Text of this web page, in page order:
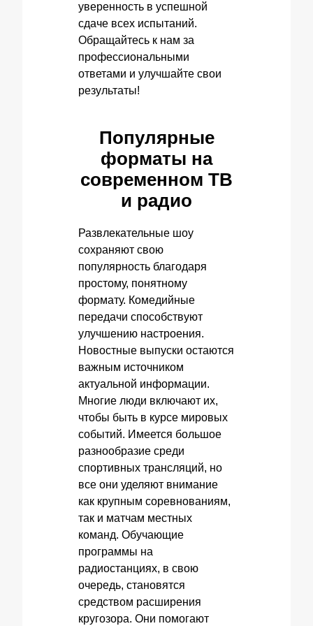
уверенность в успешной
сдаче всех испытаний.
Обращайтесь к нам за
профессиональными
ответами и улучшайте свои
результаты!
Популярные
форматы на
современном ТВ
и радио
Развлекательные шоу
сохраняют свою
популярность благодаря
простому, понятному
формату. Комедийные
передачи способствуют
улучшению настроения.
Новостные выпуски остаются
важным источником
актуальной информации.
Многие люди включают их,
чтобы быть в курсе мировых
событий. Имеется большое
разнообразие среди
спортивных трансляций, но
все они уделяют внимание
как крупным соревнованиям,
так и матчам местных
команд. Обучающие
программы на
радиостанциях, в свою
очередь, становятся
средством расширения
кругозора. Они помогают